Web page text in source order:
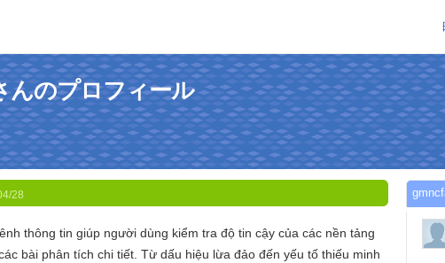
んのプロフィール
28
thông tin giúp người dùng kiểm tra độ tin cậy của các nền tảng
bài phân tích chi tiết. Từ dấu hiệu lừa đảo đến yếu tố thiếu minh